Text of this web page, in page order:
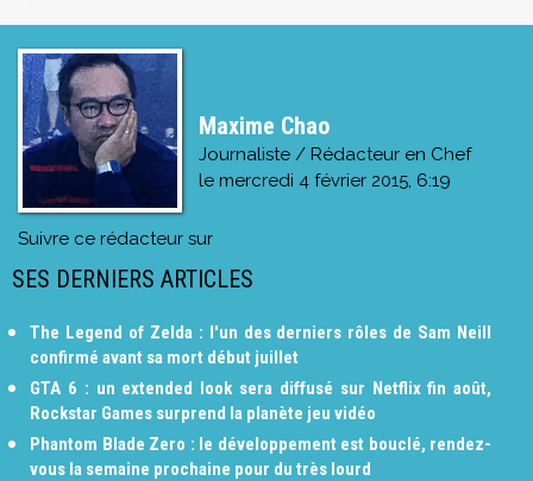
Maxime Chao
Journaliste / Rédacteur en Chef
le mercredi 4 février 2015, 6:19
Suivre ce rédacteur sur
SES DERNIERS ARTICLES
The Legend of Zelda : l'un des derniers rôles de Sam Neill
confirmé avant sa mort début juillet
GTA 6 : un extended look sera diffusé sur Netflix fin août,
Rockstar Games surprend la planète jeu vidéo
Phantom Blade Zero : le développement est bouclé, rendez-
vous la semaine prochaine pour du très lourd